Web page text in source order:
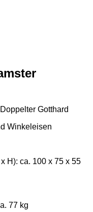
Gotthard
Winkeleisen
H): ca. 100 x 75 x 55
77 kg